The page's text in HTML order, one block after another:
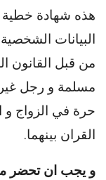
هذه شهادة خطية
البيانات
من قبل القانون
مسلمة و رجل غير
حرة في الزواج و
القران بينهما.
و يجب ان تحضر